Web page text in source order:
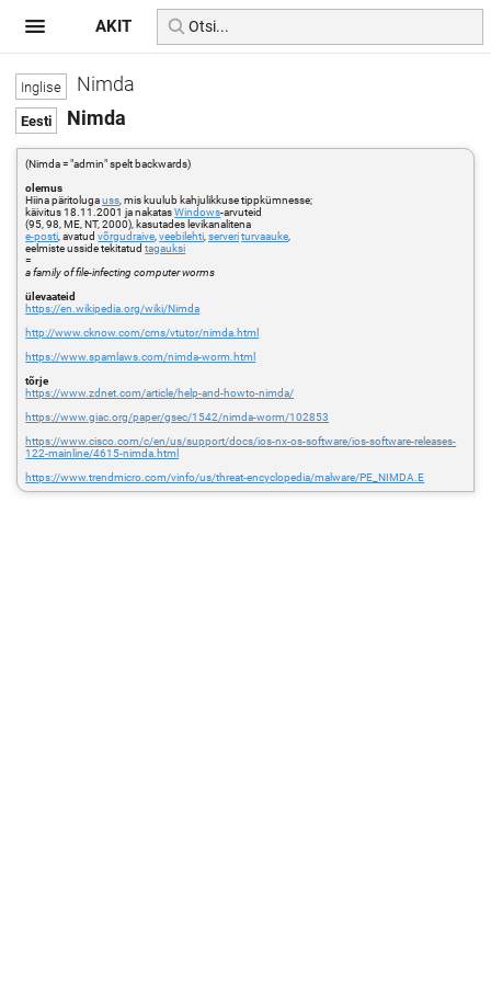
Nimda
Nimda
(Nimda = "admin" spelt backwards)
olemus
Hiina päritolugauss , mis kuulub kahjulikkuse tippkümnesse;
käivitus 18.11.2001 ja nakatasWindows-arvuteid
(95, 98, ME, NT, 2000), kasutades levikanalitena
e-posti , avatudvõrgudraive ,veebilehti ,serveriturvaauke
eelmiste usside tekitatudtagauksi
=
a family of file-infecting computer worms
ülevaateid
https://en.wikipedia.org/wiki/Nimda
http://www.cknow.com/cms/vtutor/nimda.html
https://www.spamlaws.com/nimda-worm.html
tõrje
https://www.zdnet.com/article/help-and-howto-nimda/
https://www.giac.org/paper/gsec/1542/nimda-worm/102853
https://www.cisco.com/c/en/us/support/docs/ios-nx-os-software/ios-software-releases-
122-mainline/4615-nimda.html
https://www.trendmicro.com/vinfo/us/threat-encyclopedia/malware/PE_NIMDA.E
AKIT